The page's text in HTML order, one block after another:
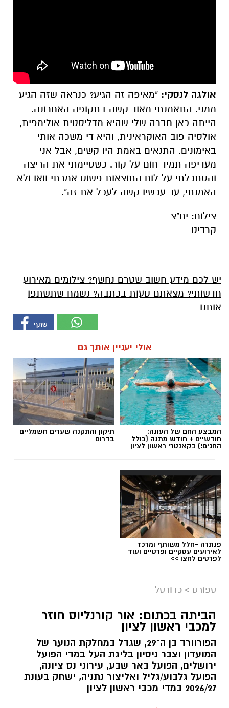
אולגה לנסקי: "מאיפה זה הגיע? כנראה שזה הגיע
ממני. התאמנתי מאוד קשה בתקופה האחרונה.
הייתה כאן חברה שלי שהיא מדליסטית אולימפית,
אולסיה פוב האוקראינית, והיא די משכה אותי
באימונים. התנאים באמת היו קשים, אבל אני
מעדיפה תמיד חום על קור. כשסיימתי את הריצה
והסתכלתי על לוח התוצאות פשוט אמרתי וואו ולא
האמנתי, עד עכשיו קשה לעכל את זה".
צילום: יח"צ
קרדיט
יש לכם מידע חשוב שטרם נחשף? צילומים מאירוע
חדשותי? מצאתם טעות בכתבה? נשמח שתשתפו
אותנו
אולי יעניין אותך גם
המבצע החם של העונה:
חודשיים + חודש מתנה (כולל
החגים!) בקאנטרי ראשון לציון
תיקון והתקנה שערים חשמליים
בדרום
פנתרה -חלל משותף ומרכז
לאירועים עסקיים ופרטיים ועוד
לפרטים לחצו >>
ספורט > כדורסל
הביתה בכתום: אור קורנליוס חוזר
למכבי ראשון לציון
הפורוורד בן ה־29, שגדל במחלקת הנוער של
המועדון וצבר ניסיון בליגת העל במדי הפועל
ירושלים, הפועל באר שבע, עירוני נס ציונה,
הפועל גלבוע/גליל ואליצור נתניה, ישחק בעונת
2026/27 במדי מכבי ראשון לציון